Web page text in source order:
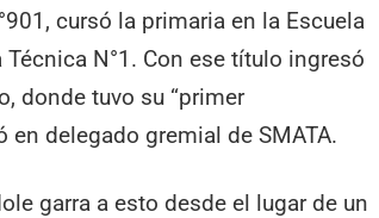
cursó la primaria en la Escuela
N°1. Con ese título ingresó
donde tuvo su “primer
delegado gremial de SMATA.
garra a esto desde el lugar de un